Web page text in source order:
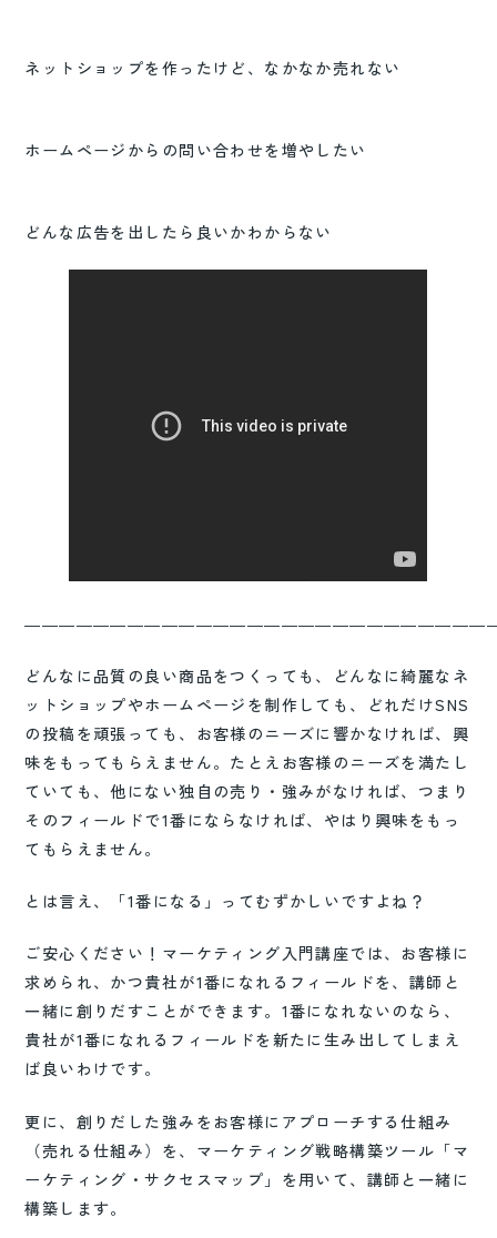
ネットショップを作ったけど、なかなか売れない
ホームページからの問い合わせを増やしたい
どんな広告を出したら良いかわからない
どんなに品質の良い商品をつくっても、どんなに綺麗なネ
ットショップやホームページを制作しても、どれだけSNS
の投稿を頑張っても、お客様のニーズに響かなければ、興
味をもってもらえません。たとえお客様のニーズを満たし
ていても、他にない独自の売り・強みがなければ、つまり
そのフィールドで1番にならなければ、やはり興味をもっ
てもらえません。
とは言え、「1番になる」ってむずかしいですよね？
ご安心ください！マーケティング入門講座では、お客様に
求められ、かつ貴社が1番になれるフィールドを、講師と
一緒に創りだすことができます。1番になれないのなら、
貴社が1番になれるフィールドを新たに生み出してしまえ
ば良いわけです。
更に、創りだした強みをお客様にアプローチする仕組み
（売れる仕組み）を、マーケティング戦略構築ツール「マ
ーケティング・サクセスマップ」を用いて、講師と一緒に
構築します。